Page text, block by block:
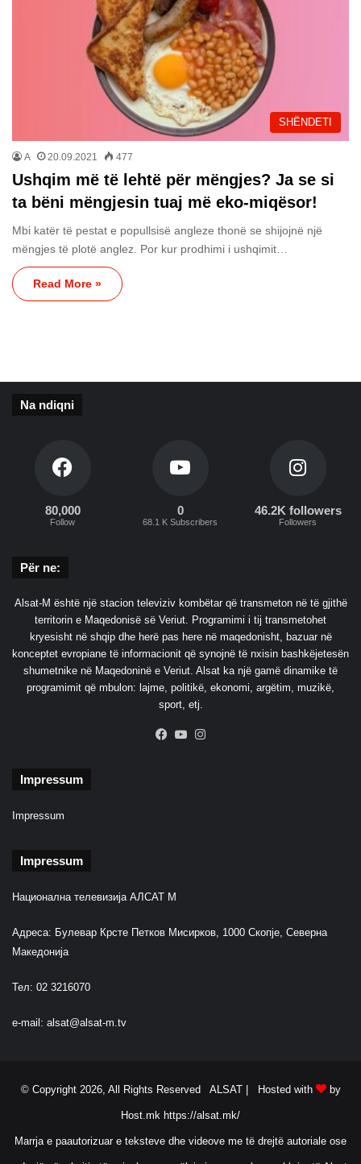
SHËNDETI
A 20.09.2021 477
Ushqim më të lehtë për mëngjes? Ja se si
ta bëni mëngjesin tuaj më eko-miqësor!
Mbi katër të pestat e popullsisë angleze thonë se shijojnë një
mëngjes të plotë anglez. Por kur prodhimi i ushqimit…
Read More »
Na ndiqni
80,000
Follow
0
68.1 K Subscribers
46.2K followers
Followers
Për ne:
Alsat-M është një stacion televiziv kombëtar që transmeton në të gjithë
territorin e Maqedonisë së Veriut. Programimi i tij transmetohet
kryesisht në shqip dhe herë pas here në maqedonisht, bazuar në
konceptet evropiane të informacionit që synojnë të nxisin bashkëjetesën
shumetnike në Maqedoninë e Veriut. Alsat ka një gamë dinamike të
programimit që mbulon: lajme, politikë, ekonomi, argëtim, muzikë,
sport, etj.
Facebook
YouTube
Impressum
Impressum
Impressum
Национална телевизија АЛСАТ М
Адреса: Булевар Крсте Петков Мисирков, 1000 Скопје, Северна
Македонија
Тел: 02 3216070
e-mail: alsat@alsat-m.tv
© Copyright 2026, All Rights Reserved ALSAT | Hosted with by
Host.mk https://alsat.mk/
Marrja e paautorizuar e teksteve dhe videove me të drejtë autoriale ose